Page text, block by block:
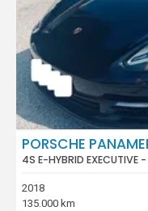
PORSCHE
4S E-HYBRID
2018
135.000 km